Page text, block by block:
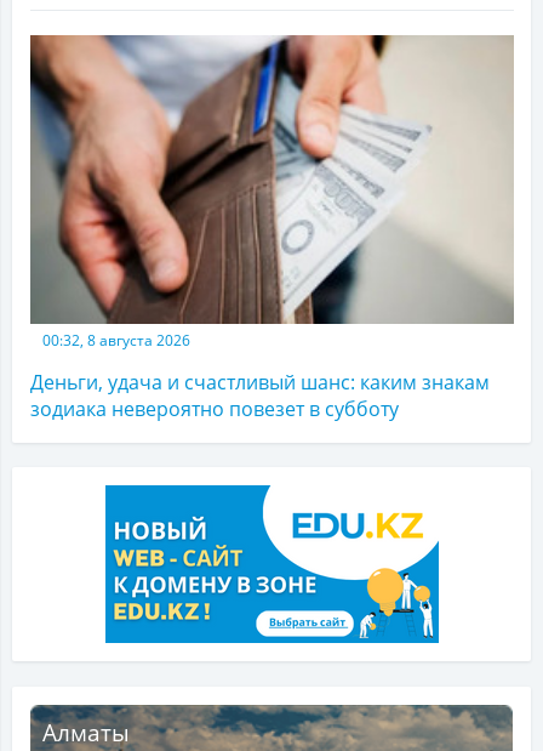
00:32, 8 августа 2026
Деньги, удача и счастливый шанс: каким знакам
зодиака невероятно повезет в субботу
Алматы